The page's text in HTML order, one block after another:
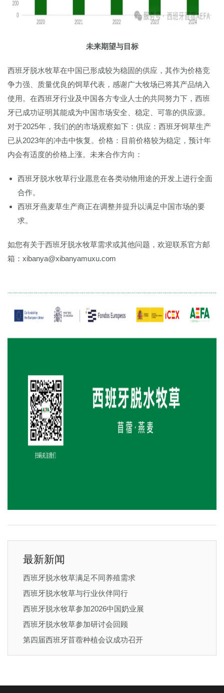
未来期望与目标
西班牙脱水牧草在中国已形成较为稳固的供应，其作为价格竞
争力强、质量优良的饲草代表，感谢广大牧场已将其产品纳入
使用。在西班牙行业及中国各方专业人士的共同努力下，西班
牙已成功证明其能成为中国市场安全、稳定、可靠的供应源。
对于2025年，我们的的市场观察如下：供应：西班牙饲草生产
已从2023年的冲击中恢复。价格：目前价格较为稳定，预计年
内会有适度的价格上涨。未来合作方向：
西班牙脱水牧草行业愿意在各类动物用途的开发上进行全面
合作。
西班牙燕麦草生产商正在调整并提升以满足中国市场的要
求。
如您有关于西班牙脱水牧草需求或其他问题，欢迎联系官方邮
箱：xibanya@xibanyamuxu.com
最新新闻
西班牙脱水牧草满足不同养殖需求
西班牙脱水牧草与行业伙伴同行
西班牙脱水牧草参加2026中国奶业展
西班牙脱水牧草参加研讨会回顾
第四届西班牙苜蓿种植会议成功召开